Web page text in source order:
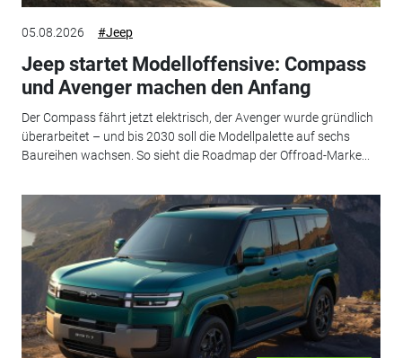
05.08.2026 #Jeep
Jeep startet Modelloffensive: Compass
und Avenger machen den Anfang
Der Compass fährt jetzt elektrisch, der Avenger wurde gründlich
überarbeitet – und bis 2030 soll die Modellpalette auf sechs
Baureihen wachsen. So sieht die Roadmap der Offroad-Marke...